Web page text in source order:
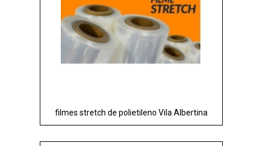
filmes stretch de polietileno Vila Albertina